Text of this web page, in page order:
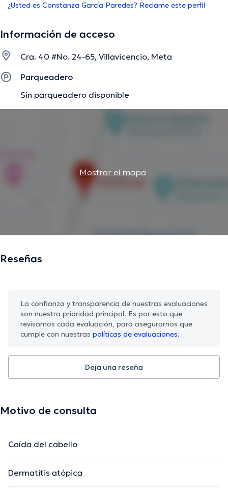
¿Usted es Constanza García Paredes? Reclame este perfil
Información de acceso
Cra. 40 #No. 24-65, Villavicencio, Meta
Parqueadero
Sin parqueadero disponible
Mostrar el mapa
Reseñas
La confianza y transparencia de nuestras evaluaciones
son nuestra prioridad principal. Es por esto que
revisamos cada evaluación, para asegurarnos que
cumple con nuestras políticas de evaluaciones.
Deja una reseña
Motivo de consulta
Caída del cabello
Dermatitis atópica